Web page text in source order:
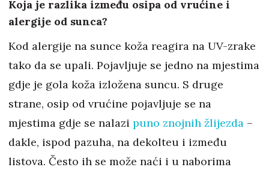
Koja je razlika između osipa od vrućine i
alergije od sunca?
Kod alergije na sunce koža reagira na UV-zrake
tako da se upali. Pojavljuje se jedno na mjestima
gdje je gola koža izložena suncu. S druge
strane, osip od vrućine pojavljuje se na
mjestima gdje se nalazi puno znojnih žlijezda –
dakle, ispod pazuha, na dekolteu i između
listova. Često ih se može naći i u naborima